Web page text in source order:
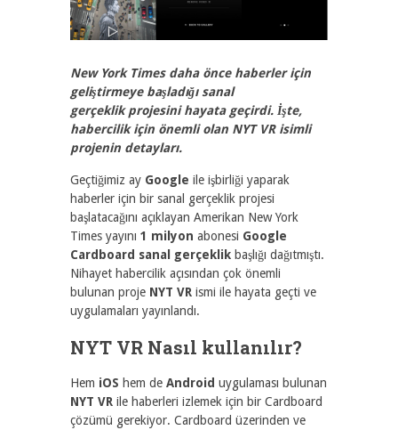
New York Times daha önce haberler için
geliştirmeye başladığı sanal
gerçeklik projesini hayata geçirdi. İşte,
habercilik için önemli olan NYT VR isimli
projenin detayları.
Geçtiğimiz ay Google ile işbirliği yaparak
haberler için bir sanal gerçeklik projesi
başlatacağını açıklayan Amerikan New York
Times yayını 1 milyon abonesi Google
Cardboard sanal gerçeklik başlığı dağıtmıştı.
Nihayet habercilik açısından çok önemli
bulunan proje NYT VR ismi ile hayata geçti ve
uygulamaları yayınlandı.
NYT VR Nasıl kullanılır?
Hem iOS hem de Android uygulaması bulunan
NYT VR ile haberleri izlemek için bir Cardboard
çözümü gerekiyor. Cardboard üzerinden ve